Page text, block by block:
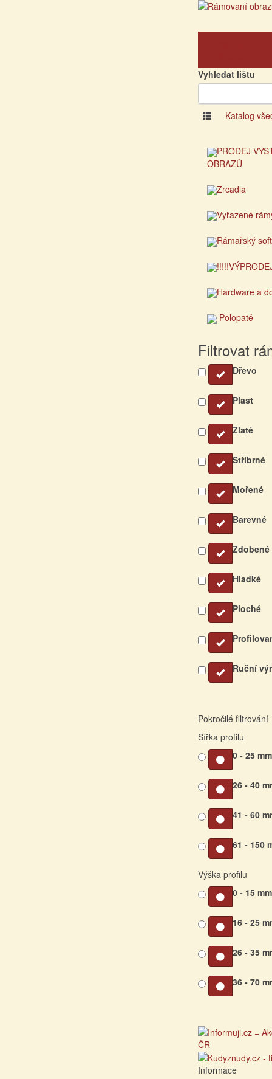
Vyhledat lištu
Katalog
PRODEJ
OBRAZŮ
Zrcadla
Vyřazené
Rámařský
Hardware a
Polopatě
Filtrovat
Dřevo
Plast
Zlaté
Stříbrné
Mořené
Barevné
Zdobené
Hladké
Ploché
Ruční
Pokročilé filtrování
Šířka profilu
0 - 25
26 - 40
41 - 60
61 - 150
Výška profilu
0 - 15
16 - 25
26 - 35
36 - 70
Informace